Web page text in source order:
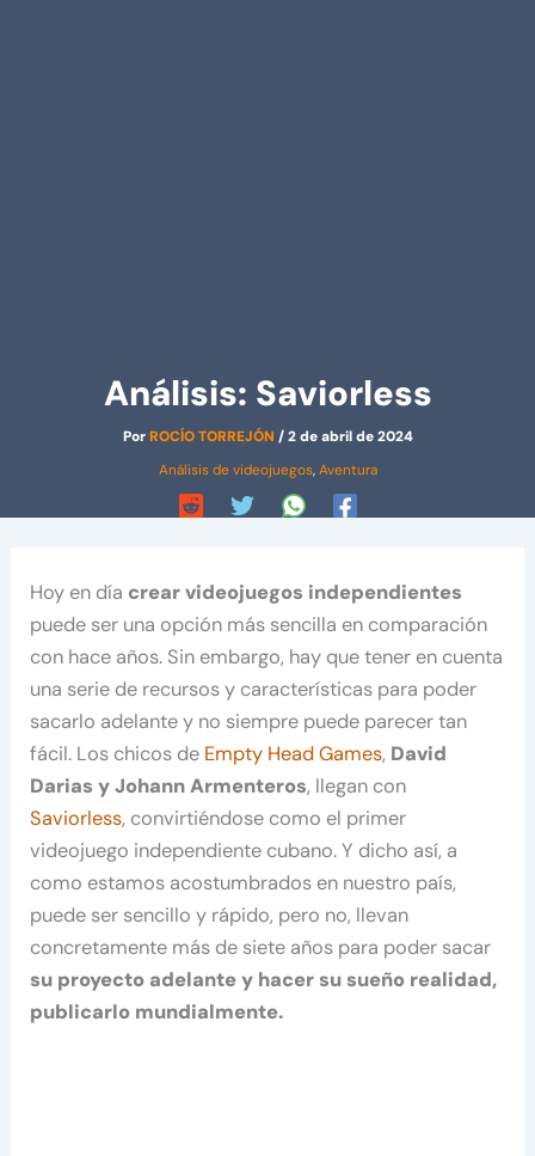
Análisis: Saviorless
PorROCÍO TORREJÓN /2 de abril de 2024
Análisis de videojuegos,Aventura
Hoy en día crear videojuegos independientes
puede ser una opción más sencilla en comparación
con hace años. Sin embargo, hay que tener en cuenta
una serie de recursos y características para poder
sacarlo adelante y no siempre puede parecer tan
fácil. Los chicos de Empty Head Games, David
Darias y Johann Armenteros, llegan con
Saviorless, convirtiéndose como el primer
videojuego independiente cubano. Y dicho así, a
como estamos acostumbrados en nuestro país,
puede ser sencillo y rápido, pero no, llevan
concretamente más de siete años para poder sacar
su proyecto adelante y hacer su sueño realidad,
publicarlo mundialmente.